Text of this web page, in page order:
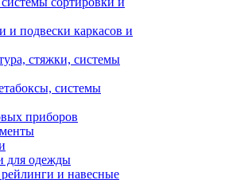
подвески каркасов и
стяжки, системы
системы
приборов
для одежды
и навесные